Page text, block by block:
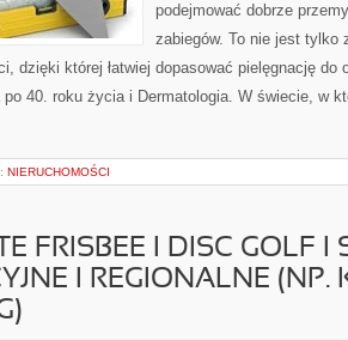
podejmować dobrze
zabiegów. To nie jest tylko
dzięki której łatwiej dopasować pielęgnację do
po 40. roku życia i Dermatologia. W świecie, w
NIERUCHOMOŚCI
FRISBEE I DISC GOLF I
I REGIONALNE